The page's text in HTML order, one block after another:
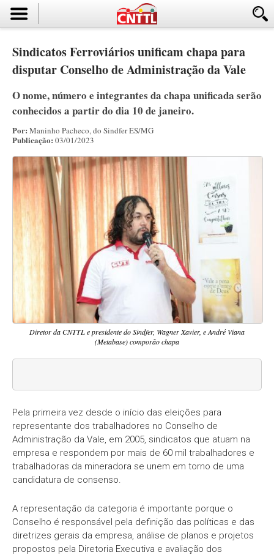
Sindicatos Ferroviários unificam chapa para
disputar Conselho de Administração da Vale
O nome, número e integrantes da chapa unificada serão
conhecidos a partir do dia 10 de janeiro.
Por: Maninho Pacheco, do Sindfer ES/MG
Publicação: 03/01/2023
Diretor da CNTTL e presidente do Sindfer, Wagner Xavier, e André Viana
(Metabase) comporão chapa
Pela primeira vez desde o início das eleições para
representante dos trabalhadores no Conselho de
Administração da Vale, em 2005, sindicatos que atuam na
empresa e respondem por mais de 60 mil trabalhadores e
trabalhadoras da mineradora se unem em torno de uma
candidatura de consenso.
A representação da categoria é importante porque o
Conselho é responsável pela definição das políticas e das
diretrizes gerais da empresa, análise de planos e projetos
propostos pela Diretoria Executiva e avaliação dos